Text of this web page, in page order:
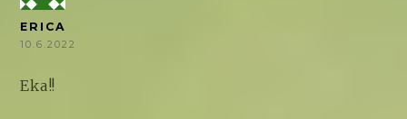
ERICA
10.6.2022
Eka!!